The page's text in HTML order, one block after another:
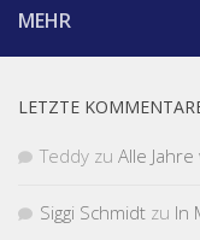
MEHR
LETZTE
Teddy zu Alle
Siggi Schmidt zu In